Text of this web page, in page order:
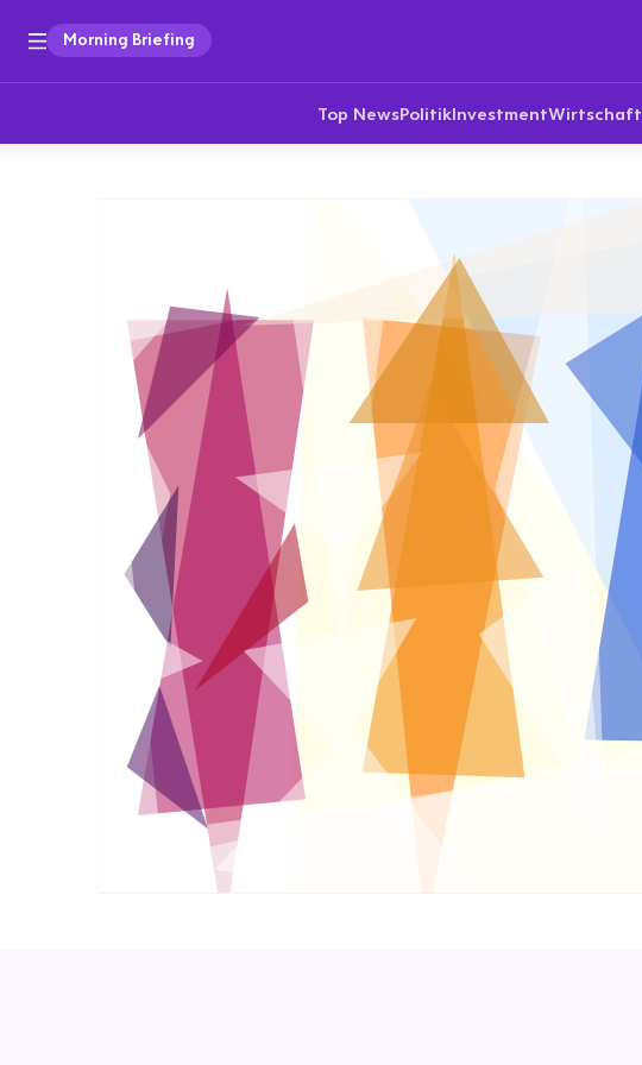
Morning Briefing
Top NewsPolitikInvestmentWirtschaft